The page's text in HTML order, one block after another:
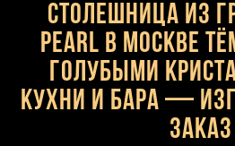
Столешница из
Pearl в Москве
голубыми
кухни и бара —
заказ